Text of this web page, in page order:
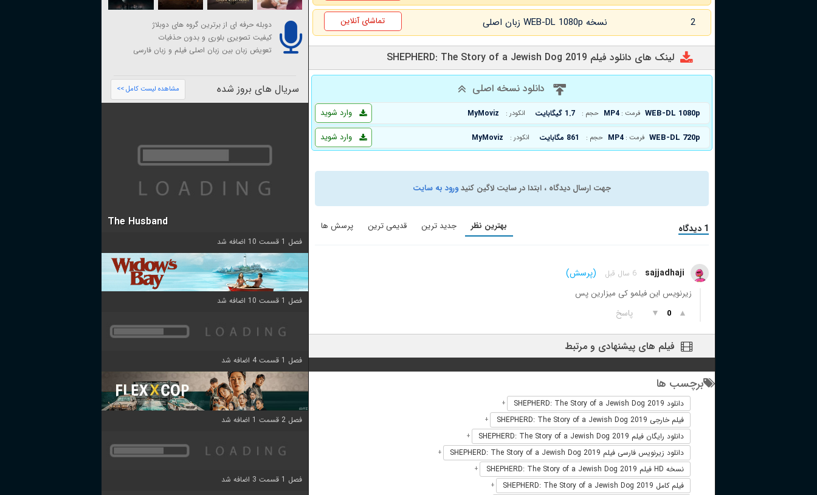
2 نسخه WEB-DL 1080p زبان اصلی تماشای آنلاین
لینک های دانلود فیلم SHEPHERD: The Story of a Jewish Dog 2019
دانلود نسخه اصلی
WEB-DL 1080p فرمت : MP4 حجم : 1.7 گیگابایت انکودر : MyMoviz
وارد شوید
WEB-DL 720p فرمت : MP4 حجم : 861 مگابایت انکودر : MyMoviz وارد شوید
جهت ارسال دیدگاه ، ابتدا در سایت لاگین کنیدورود به سایت
1 دیدگاه بهترین نظر جدید ترین قدیمی ترین پرسش ها
sajjadhaji 6 سال قبل (پرسش)
زیرنویس این فیلمو کی میزارین پس
▲
0
▼ پاسخ
فیلم های پیشنهادی و مرتبط
برچسب ها
دانلود SHEPHERD: The Story of a Jewish Dog 2019 +
فیلم خارجی SHEPHERD: The Story of a Jewish Dog 2019 +
دانلود رایگان فیلم SHEPHERD: The Story of a Jewish Dog 2019 +
دانلود زیرنویس فارسی فیلم SHEPHERD: The Story of a Jewish Dog 2019 +
نسخه HD فیلم SHEPHERD: The Story of a Jewish Dog 2019 +
فیلم کامل SHEPHERD: The Story of a Jewish Dog 2019 +
دوبله حرفه ای از برترین گروه های دوبلاژ
کیفیت تصویری بلوری و بدون حذفیات
تعویض زبان بین زبان اصلی فیلم و زبان فارسی
سریال های بروز شده مشاهده لیست کامل >>
The Husband
فصل 1 قسمت 10 اضافه شد
فصل 1 قسمت 10 اضافه شد
فصل 1 قسمت 4 اضافه شد
فصل 2 قسمت 1 اضافه شد
فصل 1 قسمت 3 اضافه شد